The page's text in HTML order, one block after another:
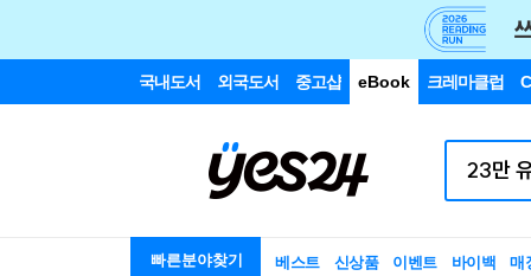
국내도서 외국도서 중고샵 eBook 크레마클럽
빠른분야찾기 베스트 신상품 이벤트 바이백 매